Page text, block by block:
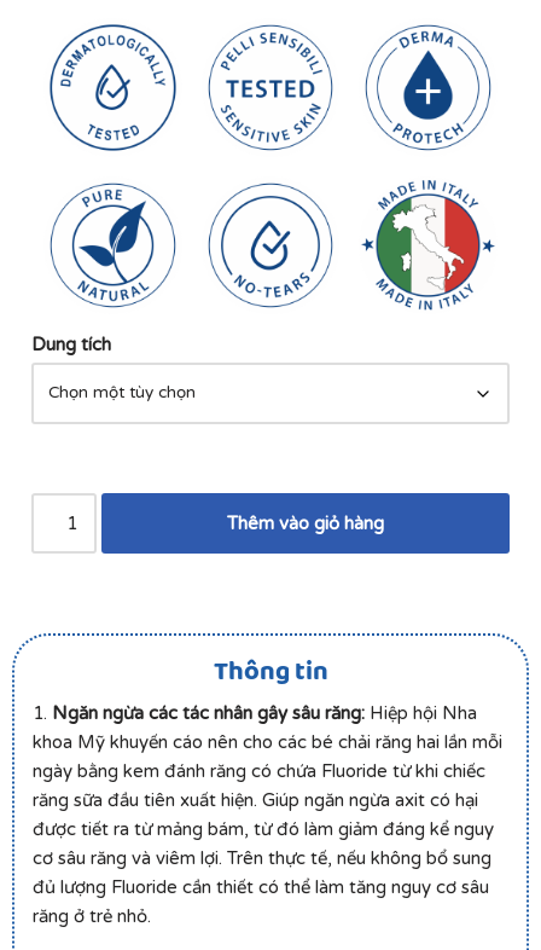
Dung tích
Thêm vào giỏ hàng
Thông tin
1. Ngăn ngừa các tác nhân gây sâu răng: Hiệp hội Nha
khoa Mỹ khuyến cáo nên cho các bé chải răng hai lần mỗi
ngày bằng kem đánh răng có chứa Fluoride từ khi chiếc
răng sữa đầu tiên xuất hiện. Giúp ngăn ngừa axit có hại
được tiết ra từ mảng bám, từ đó làm giảm đáng kể nguy
cơ sâu răng và viêm lợi. Trên thực tế, nếu không bổ sung
đủ lượng Fluoride cần thiết có thể làm tăng nguy cơ sâu
răng ở trẻ nhỏ.